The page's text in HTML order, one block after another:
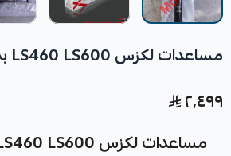
مساعدات لكزس LS460 LS600 بديل الهيدروليك
٢٬٤٩٩